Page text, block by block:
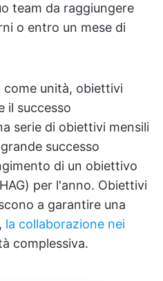
team da raggiungere
o entro un mese di
come unità, obiettivi
il successo
serie di obiettivi mensili
successo
di un obiettivo
per l'anno. Obiettivi
a garantire una
la collaborazione nei
complessiva.